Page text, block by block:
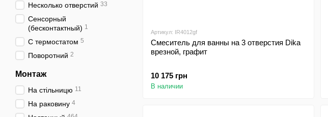
Артикул: IR4012gf
Смеситель для ванны на 3 отверстия Dika
врезной, графит
10 175 грн
В наличии
Несколько отверстий 33
Сенсорный
(бесконтактный) 1
С термостатом 5
Поворотний 2
Монтаж
На стільницю 11
На раковину 4